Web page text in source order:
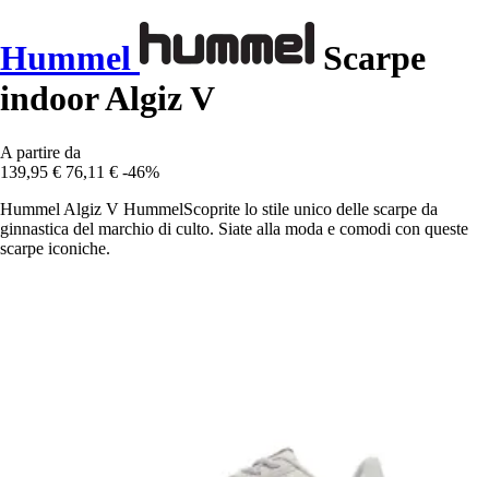
Hummel
Scarpe
indoor Algiz V
A partire da
139,95 € 76,11 € -46%
Hummel Algiz V HummelScoprite lo stile unico delle scarpe da
ginnastica del marchio di culto. Siate alla moda e comodi con queste
scarpe iconiche.